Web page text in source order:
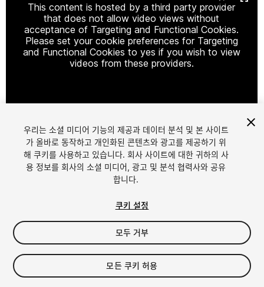
This content is hosted by a third party provider
that does not allow video views without
acceptance of Targeting and Functional Cookies.
Please set your cookie preferences for Targeting
and Functional Cookies to yes if you wish to view
videos from these providers.
1/8
$29.99
세금/부가세는 결제 시 반영됩니다.
우리는 소셜 미디어 기능의 제공과 데이터 분석 및 본 사이트
가 올바로 동작하고 개인화된 콘텐츠와 광고를 제공하기 위
해 쿠키를 사용하고 있습니다. 회사 사이트에 대한 귀하의 사
용 정보를 회사의 소셜 미디어, 광고 및 분석 협력사와 공유
합니다.
쿠키 설정
모두 거부
모든 쿠키 허용